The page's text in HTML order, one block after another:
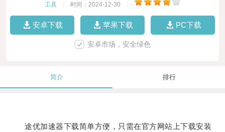
工具 时间：2024-12-30
安卓下载 苹果下载 PC下载
安卓市场，安全绿色
简介 排行
途优加速器下载简单方便，只需在官方网站上下载安装